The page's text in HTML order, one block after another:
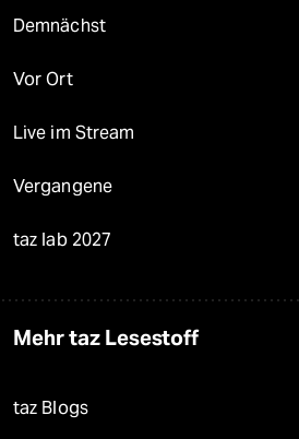
Demnächst
Vor Ort
Live im Stream
Vergangene
taz lab 2027
Mehr taz Lesestoff
taz Blogs